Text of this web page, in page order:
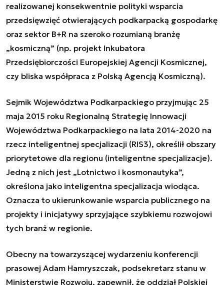
realizowanej konsekwentnie polityki wsparcia
przedsięwzięć otwierających podkarpacką gospodarkę
oraz sektor B+R na szeroko rozumianą branżę
„kosmiczną” (np. projekt Inkubatora
Przedsiębiorczości Europejskiej Agencji Kosmicznej,
czy bliska współpraca z Polską Agencją Kosmiczną).
Sejmik Województwa Podkarpackiego przyjmując 25
maja 2015 roku Regionalną Strategię Innowacji
Województwa Podkarpackiego na lata 2014-2020 na
rzecz inteligentnej specjalizacji (RIS3), określił obszary
priorytetowe dla regionu (inteligentne specjalizacje).
Jedną z nich jest „Lotnictwo i kosmonautyka”,
określona jako inteligentna specjalizacja wiodąca.
Oznacza to ukierunkowanie wsparcia publicznego na
projekty i inicjatywy sprzyjające szybkiemu rozwojowi
tych branż w regionie.
Obecny na towarzyszącej wydarzeniu konferencji
prasowej Adam Hamryszczak, podsekretarz stanu w
Ministerstwie Rozwoju, zapewnił, że oddział Polskiej